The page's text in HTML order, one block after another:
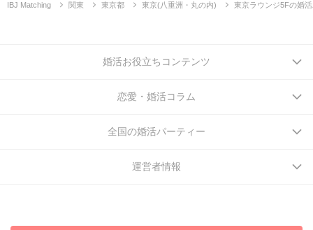
IBJ Matching 関東 東京都 東京(八重洲・丸の内) 東京ラウンジ5Fの婚
婚活お役立ちコンテンツ
恋愛・婚活コラム
全国の婚活パーティー
運営者情報